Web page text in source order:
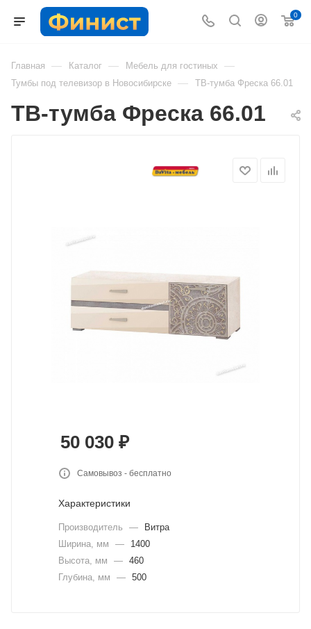
0
Главная — Каталог — Мебель для гостиных —
Тумбы под телевизор в Новосибирске — ТВ-тумба Фреска 66.01
ТВ-тумба Фреска 66.01
50 030 ₽
Самовывоз - бесплатно
Характеристики
Производитель —
Витра
Ширина, мм
—
1400
Высота, мм
— 460
Глубина, мм
— 500